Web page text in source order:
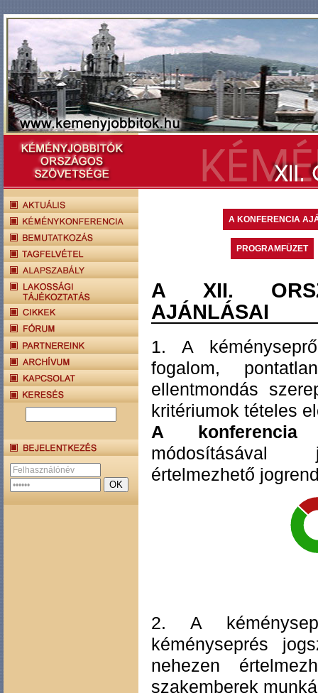
A KONFERENCIA
PROGRAMFÜZET
A XII.
AJÁNLÁSAI
1. A
fogalom,
ellentmondás
kritériumok tételes
A konferencia
értelmezhető
2. A
kéményseprés
nehezen
szakemberek